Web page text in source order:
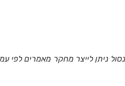
ניתן לייצר מחקר מאמרים לפי